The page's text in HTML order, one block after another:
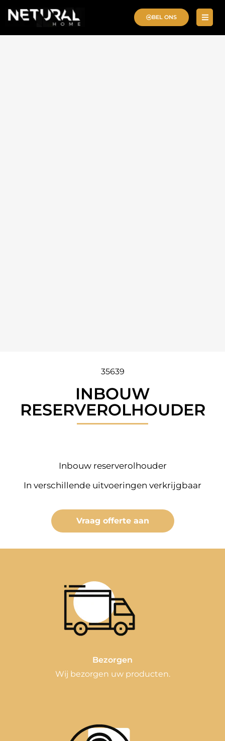
BEL ONS
35639
INBOUW
RESERVEROLHOUDER
Inbouw reserverolhouder
In verschillende uitvoeringen verkrijgbaar
Vraag offerte aan
Bezorgen
Wij bezorgen uw producten.